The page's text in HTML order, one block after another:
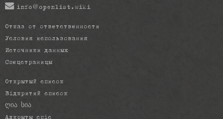
info@openlist.wiki
Отказ от ответственности
Условия использования
Источники данных
Спецстраницы
Открытый список
Відкритий список
ღია სია
Адкрыты спіс